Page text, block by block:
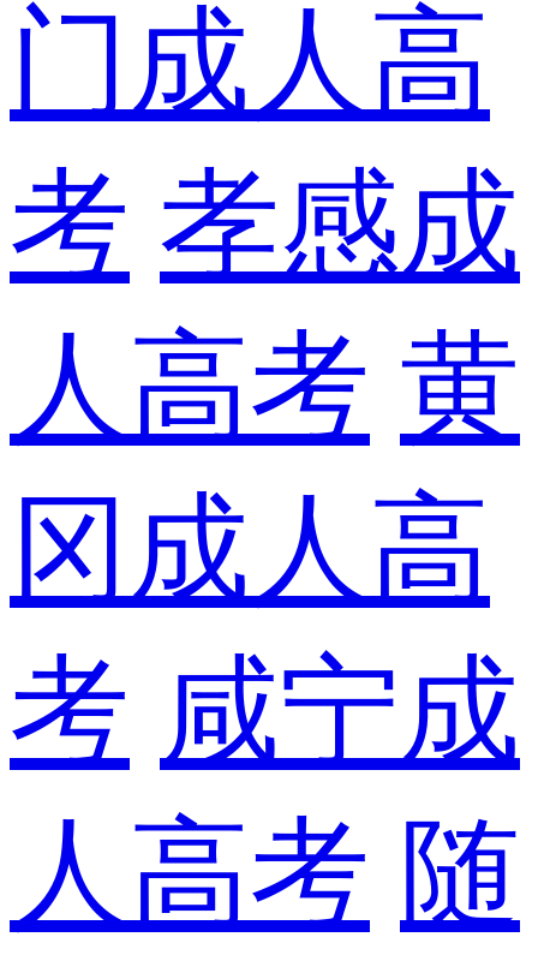
门成人高
考 孝感成
人高考 黄
冈成人高
考 咸宁成
人高考 随